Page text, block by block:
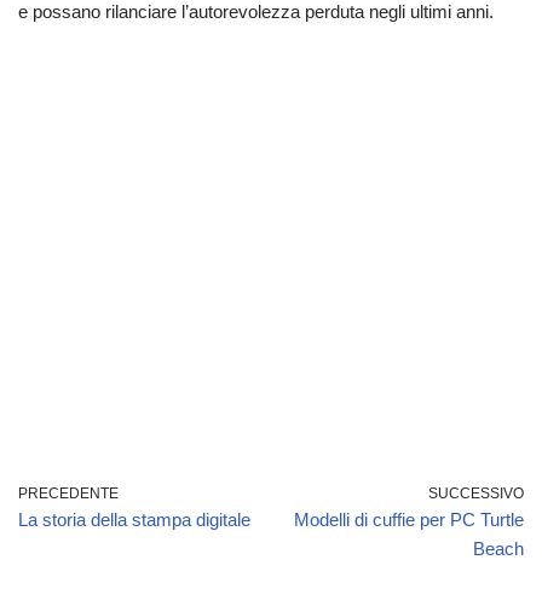
e possano rilanciare l’autorevolezza perduta negli ultimi anni.
PRECEDENTE
La storia della stampa digitale
SUCCESSIVO
Modelli di cuffie per PC Turtle
Beach